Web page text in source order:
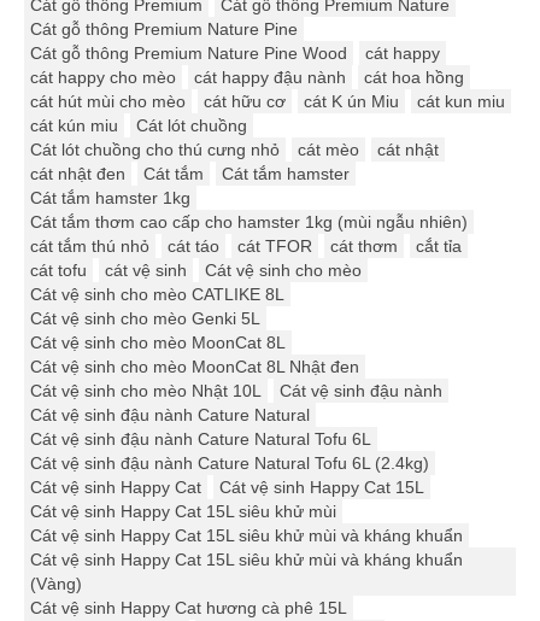
Cát gỗ thông Premium
Cát gỗ thông Premium Nature
Cát gỗ thông Premium Nature Pine
Cát gỗ thông Premium Nature Pine Wood
cát happy
cát happy cho mèo
cát happy đậu nành
cát hoa hồng
cát hút mùi cho mèo
cát hữu cơ cát K ún Miu
cát kun miu
cát kún miu
Cát lót chuồng
Cát lót chuồng cho thú cưng nhỏ
cát mèo
cát nhật
cát nhật đen
Cát tắm
Cát tắm hamster
Cát tắm hamster 1kg
Cát tắm thơm cao cấp cho hamster 1kg (mùi ngẫu nhiên)
cát tắm thú nhỏ
cát táo cát TFOR cát thơm
cắt tỉa
cát tofu
cát vệ sinh
Cát vệ sinh cho mèo
Cát vệ sinh cho mèo CATLIKE 8L
Cát vệ sinh cho mèo Genki 5L
Cát vệ sinh cho mèo MoonCat 8L
Cát vệ sinh cho mèo MoonCat 8L Nhật đen
Cát vệ sinh cho mèo Nhật 10L
Cát vệ sinh đậu nành
Cát vệ sinh đậu nành Cature Natural
Cát vệ sinh đậu nành Cature Natural Tofu 6L
Cát vệ sinh đậu nành Cature Natural Tofu 6L (2.4kg)
Cát vệ sinh Happy Cat
Cát vệ sinh Happy Cat 15L
Cát vệ sinh Happy Cat 15L siêu khử mùi
Cát vệ sinh Happy Cat 15L siêu khử mùi và kháng khuẩn
Cát vệ sinh Happy Cat 15L siêu khử mùi và kháng khuẩn
(Vàng)
Cát vệ sinh Happy Cat hương cà phê 15L